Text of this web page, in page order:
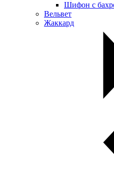
Шифон с
Вельвет
Жаккард